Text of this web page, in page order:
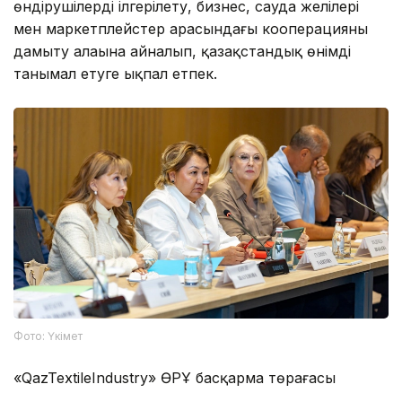
өндірушілерді ілгерілету, бизнес, сауда желілері
мен маркетплейстер арасындағы кооперацияны
дамыту алаңына айналып, қазақстандық өнімді
танымал етуге ықпал етпек.
Фото: Үкімет
«QazTextileIndustry» ӨРҰ басқарма төрағасы